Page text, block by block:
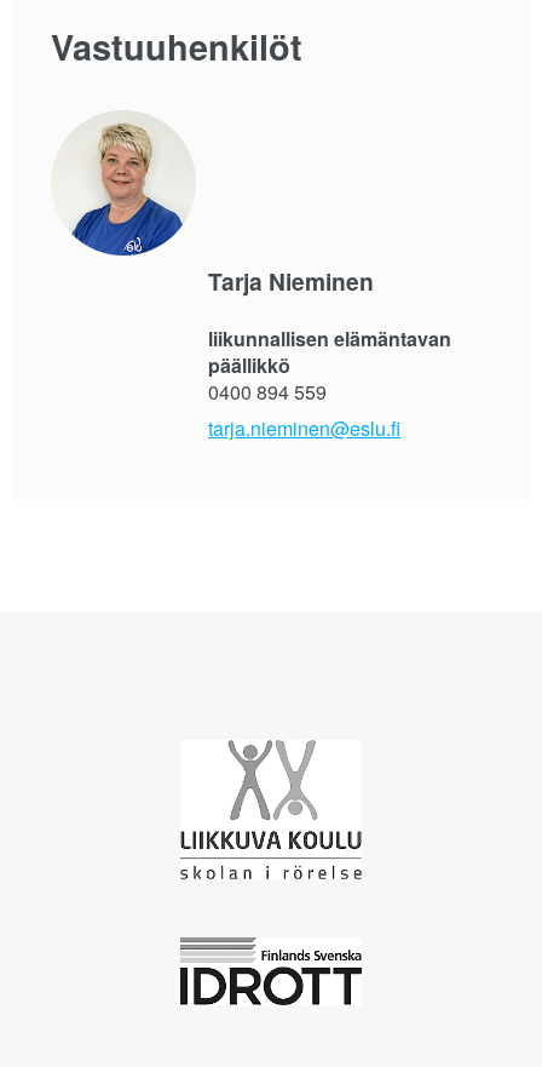
Vastuuhenkilöt
Tarja Nieminen
liikunnallisen elämäntavan
päällikkö
0400 894 559
tarja.nieminen@eslu.fi